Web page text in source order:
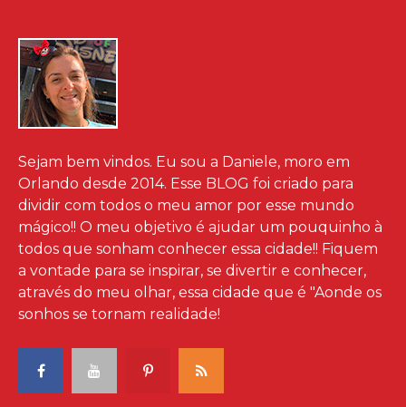
Sejam bem vindos. Eu sou a Daniele, moro em
Orlando desde 2014. Esse BLOG foi criado para
dividir com todos o meu amor por esse mundo
mágico!! O meu objetivo é ajudar um pouquinho à
todos que sonham conhecer essa cidade!! Fiquem
a vontade para se inspirar, se divertir e conhecer,
através do meu olhar, essa cidade que é "Aonde os
sonhos se tornam realidade!